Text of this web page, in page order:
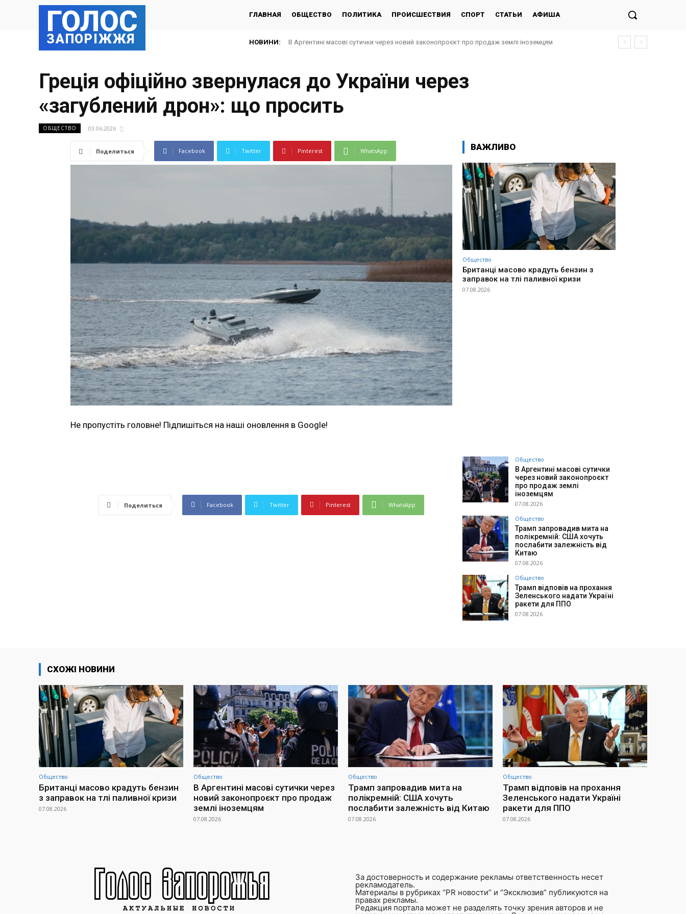
ГОЛОС
ЗАПОРІЖЖЯ
ГЛАВНАЯ ОБЩЕСТВО ПОЛИТИКА ПРОИСШЕСТВИЯ СПОРТ СТАТЬИ АФИША
НОВИНИ: В Аргентині масові сутички через новий законопроєкт про продаж землі іноземцям
Греція офіційно звернулася до України через
«загублений дрон»: що просить
ОБЩЕСТВО 03.06.2026
Поделиться Facebook Twitter Pinterest WhatsApp
Не пропустіть головне! Підпишіться на наші оновлення в Google!
Поделиться Facebook Twitter Pinterest WhatsApp
ВАЖЛИВО
Общество
Британці масово крадуть бензин з
заправок на тлі паливної кризи
07.08.2026
Общество
В Аргентині масові сутички
через новий законопроєкт
про продаж землі
іноземцям
07.08.2026
Общество
Трамп запровадив мита на
полікремній: США хочуть
послабити залежність від
Китаю
07.08.2026
Общество
Трамп відповів на прохання
Зеленського надати Україні
ракети для ППО
07.08.2026
СХОЖІ НОВИНИ
Общество
Британці масово крадуть бензин
з заправок на тлі паливної кризи
07.08.2026
Общество
В Аргентині масові сутички через
новий законопроєкт про продаж
землі іноземцям
07.08.2026
Общество
Трамп запровадив мита на
полікремній: США хочуть
послабити залежність від Китаю
07.08.2026
Общество
Трамп відповів на прохання
Зеленського надати Україні
ракети для ППО
07.08.2026
За достоверность и содержание рекламы ответственность несет
рекламодатель.
Материалы в рубриках “PR новости” и “Эксклюзив” публикуются на
правах рекламы.
Редакция портала может не разделять точку зрения авторов и не